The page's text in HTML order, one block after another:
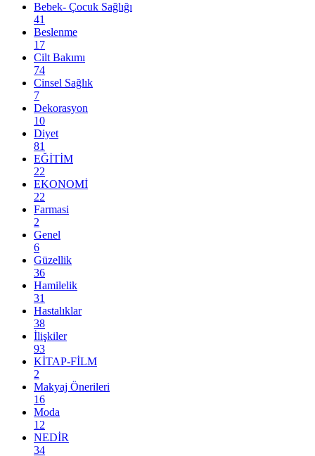
Bebek- Çocuk Sağlığı
41
Beslenme
17
Cilt Bakımı
74
Cinsel Sağlık
7
Dekorasyon
10
Diyet
81
EĞİTİM
22
EKONOMİ
22
Farmasi
2
Genel
6
Güzellik
36
Hamilelik
31
Hastalıklar
38
İlişkiler
93
KİTAP-FİLM
2
Makyaj Önerileri
16
Moda
12
NEDİR
34